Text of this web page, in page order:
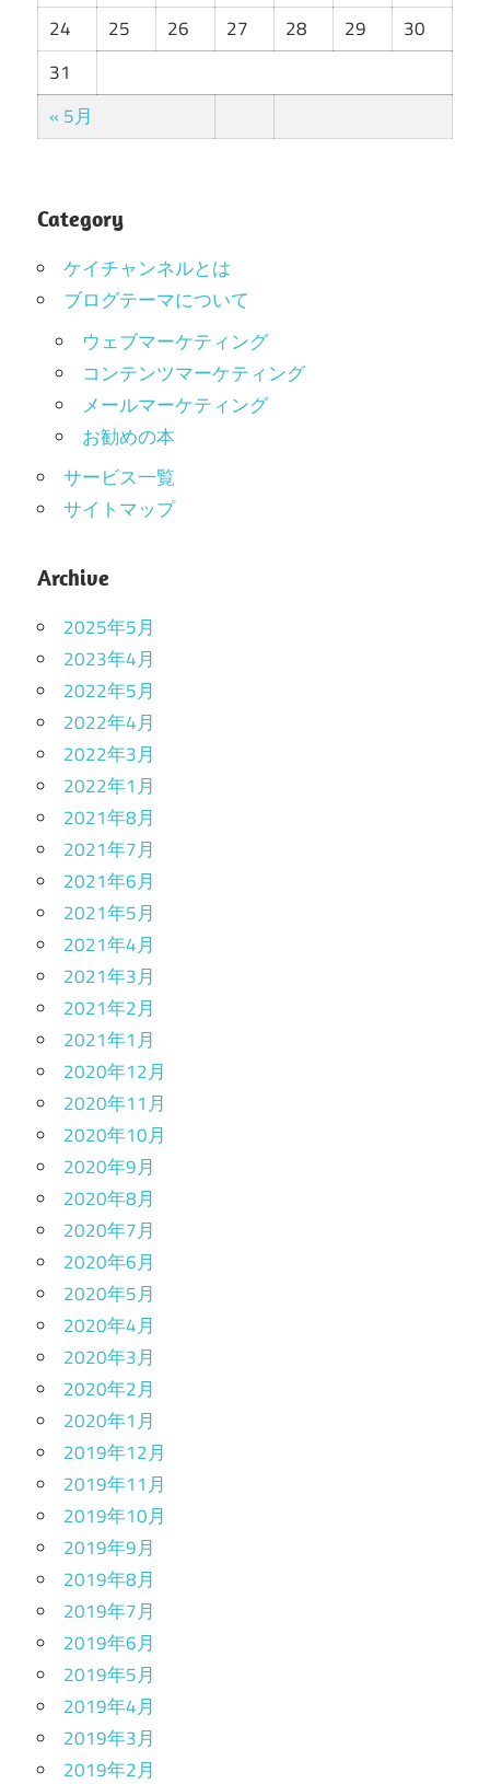
« 5月
24
25 26 27 28 29
30
31
Category
ケイチャンネルとは
ブログテーマについて
ウェブマーケティング
コンテンツマーケティング
メールマーケティング
お勧めの本
サービス一覧
サイトマップ
Archive
2025年5月
2023年4月
2022年5月
2022年4月
2022年3月
2022年1月
2021年8月
2021年7月
2021年6月
2021年5月
2021年4月
2021年3月
2021年2月
2021年1月
2020年12月
2020年11月
2020年10月
2020年9月
2020年8月
2020年7月
2020年6月
2020年5月
2020年4月
2020年3月
2020年2月
2020年1月
2019年12月
2019年11月
2019年10月
2019年9月
2019年8月
2019年7月
2019年6月
2019年5月
2019年4月
2019年3月
2019年2月